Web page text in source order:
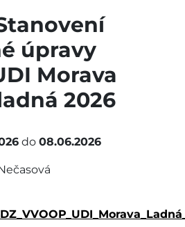
úpravy
Morava
2026
do 08.06.2026